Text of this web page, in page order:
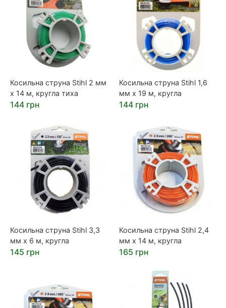
Косильна струна Stihl 2 мм
х 14 м, кругла тиха
144 грн
Косильна струна Stihl 1,6
мм х 19 м, кругла
144 грн
Косильна струна Stihl 3,3
мм х 6 м, кругла
145 грн
Косильна струна Stihl 2,4
мм х 14 м, кругла
165 грн